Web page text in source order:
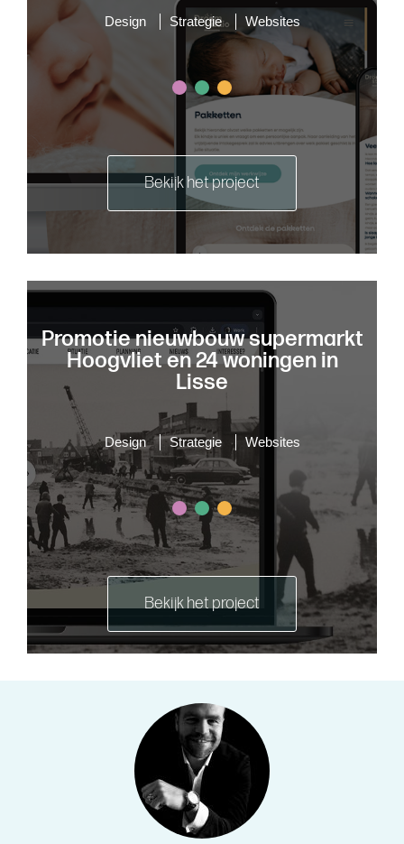
Design Strategie Websites
Bekijk het project
Promotie nieuwbouw supermarkt
Hoogvliet en 24 woningen in
Lisse
Design Strategie Websites
Bekijk het project